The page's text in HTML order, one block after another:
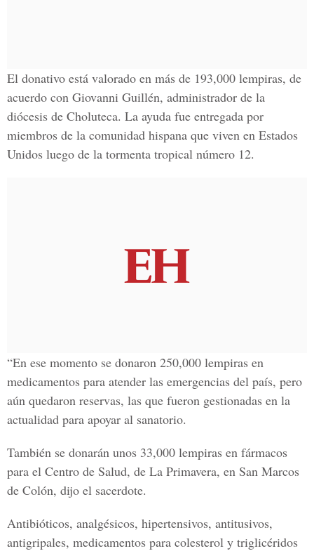
El donativo está valorado en más de 193,000 lempiras, de
acuerdo con Giovanni Guillén, administrador de la
diócesis de Choluteca. La ayuda fue entregada por
miembros de la comunidad hispana que viven en Estados
Unidos luego de la tormenta tropical número 12.
“En ese momento se donaron 250,000 lempiras en
medicamentos para atender las emergencias del país, pero
aún quedaron reservas, las que fueron gestionadas en la
actualidad para apoyar al sanatorio.
También se donarán unos 33,000 lempiras en fármacos
para el Centro de Salud, de La Primavera, en San Marcos
de Colón, dijo el sacerdote.
Antibióticos, analgésicos, hipertensivos, antitusivos,
antigripales, medicamentos para colesterol y triglicéridos